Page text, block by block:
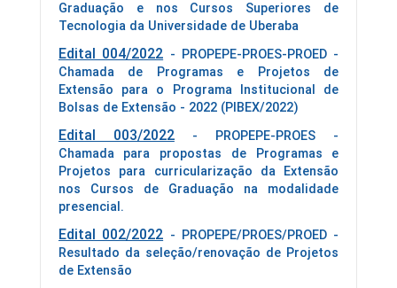
Graduação e nos Cursos Superiores de
Tecnologia da Universidade de Uberaba
Edital 004/2022 - PROPEPE-PROES-PROED -
Chamada de Programas e Projetos de
Extensão para o Programa Institucional de
Bolsas de Extensão - 2022 (PIBEX/2022)
Edital 003/2022- PROPEPE-PROES -
Chamada para propostas de Programas e
Projetos para curricularização da Extensão
nos Cursos de Graduação na modalidade
presencial.
Edital 002/2022 - PROPEPE/PROES/PROED -
Resultado da seleção/renovação de Projetos
de Extensão